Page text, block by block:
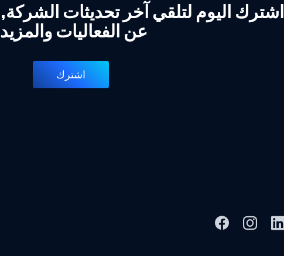
اشترك اليوم لتلقي آخر تحديثات
عن الفعاليات
اشترك